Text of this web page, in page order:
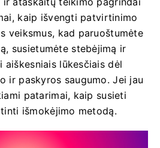
kaip išvengti patvirtinimo
veiksmus, kad paruoštumėte
susietumėte stebėjimą ir
lūkesčiais dėl
ir paskyros saugumo. Jei jau
patarimai, kaip susieti
išmokėjimo metodą.